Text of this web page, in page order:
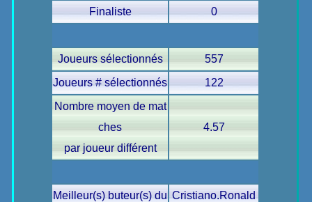
Finaliste
0
Joueurs sélectionnés
557
Joueurs # sélectionnés
122
Nombre moyen de mat
ches
par joueur différent
4.57
Meilleur(s) buteur(s) du Cristiano.Ronald